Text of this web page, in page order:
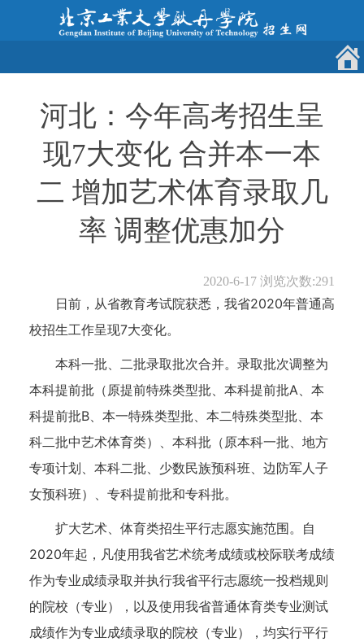
河北：今年高考招生呈
现7大变化 合并本一本
二 增加艺术体育录取几
率 调整优惠加分
2020-6-17浏览次数:291
日前，从省教育考试院获悉，我省2020年普通高
校招生工作呈现7大变化。
本科一批、二批录取批次合并。录取批次调整为
本科提前批（原提前特殊类型批、本科提前批A、本
科提前批B、本一特殊类型批、本二特殊类型批、本
科二批中艺术体育类）、本科批（原本科一批、地方
专项计划、本科二批、少数民族预科班、边防军人子
女预科班）、专科提前批和专科批。
扩大艺术、体育类招生平行志愿实施范围。自
2020年起，凡使用我省艺术统考成绩或校际联考成绩
作为专业成绩录取并执行我省平行志愿统一投档规则
的院校（专业），以及使用我省普通体育类专业测试
成绩作为专业成绩录取的院校（专业），均实行平行